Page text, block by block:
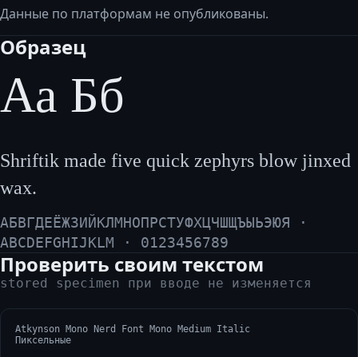
Данные по платформам не опубликованы.
Образец
Аа Бб
Shriftik made five quick zephyrs blow jinxed
wax.
АБВГДЕЁЖЗИЙКЛМНОПРСТУФХЦЧШЩЪЫЬЭЮЯ ·
ABCDEFGHIJKLM · 0123456789
Проверить своим текстом
stored specimen при вводе не изменяется
Atkynson Mono Nerd Font Mono Medium Italic
Пиксельные